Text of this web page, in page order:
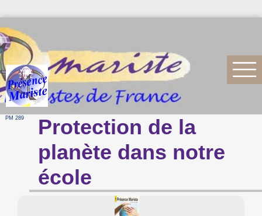
PM 289
Protection de la
planète dans notre
école